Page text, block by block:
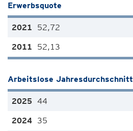
Erwerbsquote
52,72
52,13
Arbeitslose Jahresdurchschnitt
44
35